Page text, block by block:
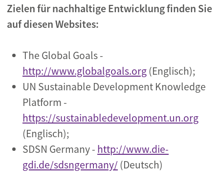
Zielen für nachhaltige Entwicklung finden Sie
auf diesen Websites:
The Global Goals -
http://www.globalgoals.org(Englisch);
UN Sustainable Development Knowledge
Platform -
https://sustainabledevelopment.un.org
(Englisch);
SDSN Germany - http://www.die-
gdi.de/sdsngermany/(Deutsch)